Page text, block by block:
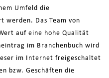
Umfeld die
werden. Das Team von
auf eine hohe Qualität
im Branchenbuch wird
im Internet freigeschaltet
bzw. Geschäften die